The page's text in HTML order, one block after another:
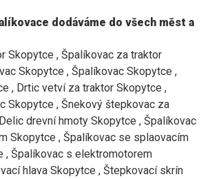
dodáváme do všech měst a
Skopytce , Špalíkovac za traktor
Skopytce , Špalíkovac Skopytce ,
, Drtic vetví za traktor Skopytce ,
Skopytce , Šnekový štepkovac za
drevní hmoty Skopytce , Špalíkovac
Skopytce , Špalíkovac se splaovacím
, Špalíkovac s elektromotorem
hlava Skopytce , Štepkovací skrín